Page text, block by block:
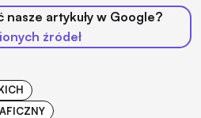
artykuły w Google?
źródeł